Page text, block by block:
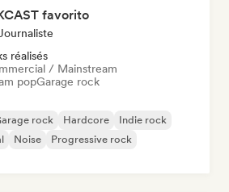
favorito
réalisés
/ Mainstream
popGarage rock
rock Hardcore
Indie rock
Noise
Progressive rock